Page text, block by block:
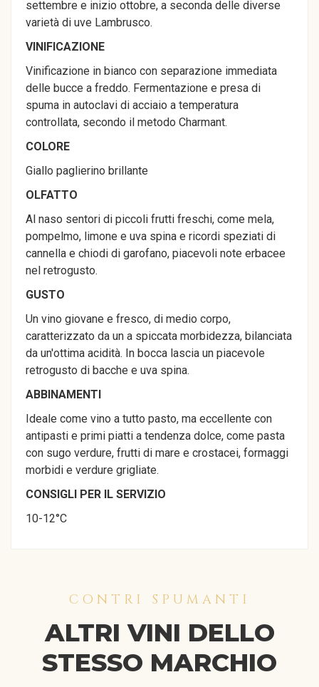
settembre e inizio ottobre, a seconda delle diverse
varietà di uve Lambrusco.
VINIFICAZIONE
Vinificazione in bianco con separazione immediata
delle bucce a freddo. Fermentazione e presa di
spuma in autoclavi di acciaio a temperatura
controllata, secondo il metodo Charmant.
COLORE
Giallo paglierino brillante
OLFATTO
Al naso sentori di piccoli frutti freschi, come mela,
pompelmo, limone e uva spina e ricordi speziati di
cannella e chiodi di garofano, piacevoli note erbacee
nel retrogusto.
GUSTO
Un vino giovane e fresco, di medio corpo,
caratterizzato da un a spiccata morbidezza, bilanciata
da un'ottima acidità. In bocca lascia un piacevole
retrogusto di bacche e uva spina.
ABBINAMENTI
Ideale come vino a tutto pasto, ma eccellente con
antipasti e primi piatti a tendenza dolce, come pasta
con sugo verdure, frutti di mare e crostacei, formaggi
morbidi e verdure grigliate.
CONSIGLI PER IL SERVIZIO
10-12°C
CONTRI SPUMANTI
ALTRI VINI DELLO
STESSO MARCHIO